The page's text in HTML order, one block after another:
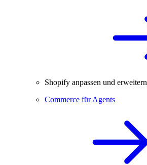
Shopify anpassen und erweitern
Commerce für Agents